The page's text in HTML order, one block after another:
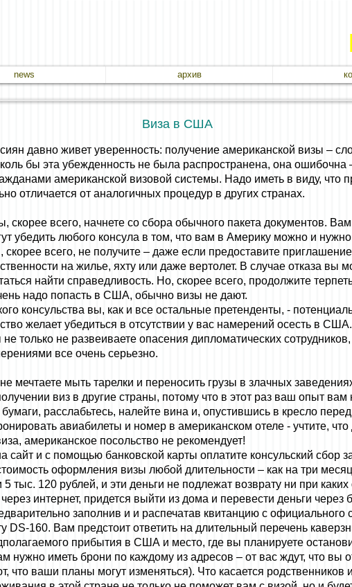
news архив
Виза в США
давно живет уверенность: получение американской визы –
бы эта убежденность не была распространена, она ошибочна
американской визовой системы. Надо иметь в виду, что
отличается от аналогичных процедур в других странах.
всего, начнете со сбора обычного пакета документов. Вам
убедить любого консула в том, что вам в Америку можно и
всего, не получите – даже если предоставите
на жилье, яхту или даже вертолет. В случае отказа вы
найти справедливость. Но, скорее всего, продолжите
надо попасть в США, обычно визы не дают.
консульства вы, как и все остальные претенденты, -
желает убедиться в отсутствии у вас намерений осесть в
только не развеиваете опасения дипломатических
все очень серьезно.
не мечтаете мыть тарелки и переносить грузы в злачных
виз в другие страны, потому что в этот раз ваш опыт вам
расслабьтесь, налейте вина и, опустившись в кресло
авиабилеты и номер в американском отеле - учтите, что
американское посольство не рекомендует!
сайт и с помощью банковской карты оплатите консульский сбор
оформления визы любой длительности – как на три
тыс. 120 рублей, и эти деньги не подлежат возврату ни при каких
интернет, придется выйти из дома и перевести деньги
заполнив и и распечатав квитанцию с официального
DS-160. Вам предстоит ответить на длительный перечень
прибытия в США и место, где вы планируете
нужно иметь брони по каждому из адресов – от вас ждут, что вы
что ваши планы могут изменяться). Что касается